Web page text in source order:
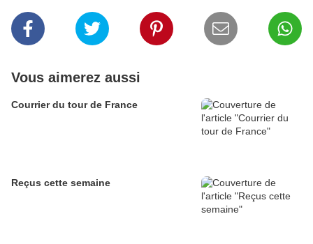
Vous aimerez aussi
Courrier du tour de France
Reçus cette semaine